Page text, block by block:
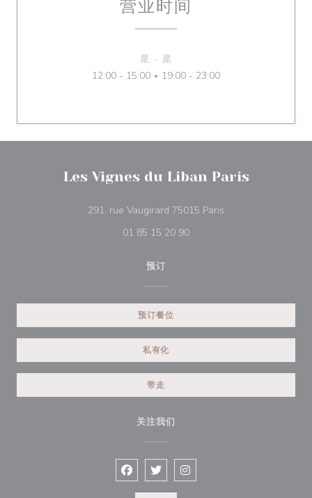
营业时间
星 - 星
12:00 - 15:00 • 19:00 - 23:00
Les Vignes du Liban Paris
291, rue Vaugirard 75015 Paris
01 85 15 20 90
预订
预订餐位
私有化
带走
关注我们
Facebook ((在新窗口中打开))
Twitter ((在新窗口中打开))
Instagram ((在新窗口中打